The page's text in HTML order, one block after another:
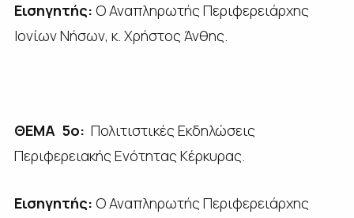
Εισηγητής: Ο Αναπληρωτής Περιφερειάρχης
Ιονίων Νήσων, κ. Χρήστος Άνθης.
ΘΕΜΑ 5ο: Πολιτιστικές Εκδηλώσεις
Περιφερειακής Ενότητας Κέρκυρας.
Εισηγητής: Ο Αναπληρωτής Περιφερειάρχης